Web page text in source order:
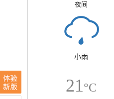
夜间
小雨
21°C